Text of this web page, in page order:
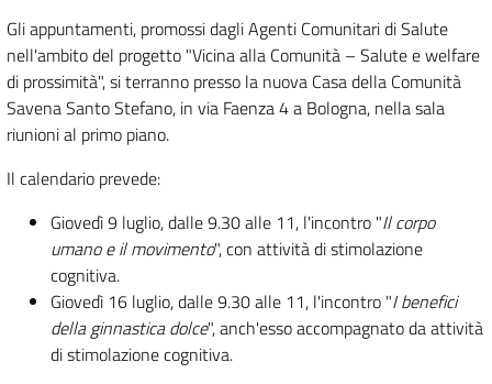
Gli appuntamenti, promossi dagli Agenti Comunitari di Salute
nell'ambito del progetto "Vicina alla Comunità – Salute e welfare
di prossimità", si terranno presso la nuova Casa della Comunità
Savena Santo Stefano, in via Faenza 4 a Bologna, nella sala
riunioni al primo piano.
Il calendario prevede:
Giovedì 9 luglio, dalle 9.30 alle 11, l'incontro "Il corpo
umano e il movimento", con attività di stimolazione
cognitiva.
Giovedì 16 luglio, dalle 9.30 alle 11, l'incontro "I benefici
della ginnastica dolce", anch'esso accompagnato da attività
di stimolazione cognitiva.